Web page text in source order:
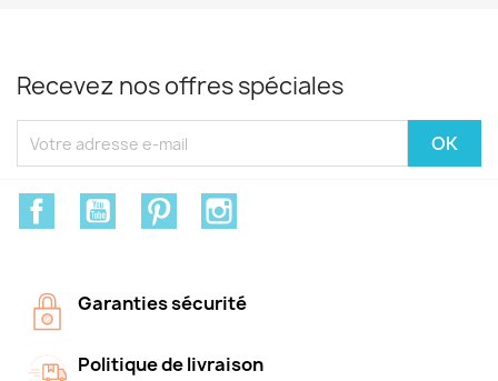
Recevez nos offres spéciales
FacebookYouTube Pinterest
Garanties sécurité
Politique de livraison